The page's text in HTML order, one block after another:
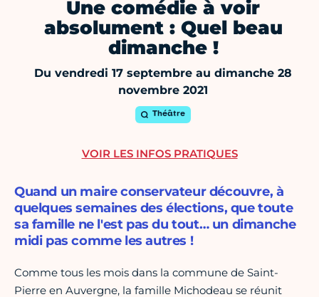
Une comédie à voir
absolument : Quel beau
dimanche !
Du vendredi 17 septembre au dimanche 28
novembre 2021
Théâtre
Quand un maire conservateur découvre, à
quelques semaines des élections, que toute
sa famille ne l'est pas du tout… un dimanche
midi pas comme les autres !
Comme tous les mois dans la commune de Saint-
Pierre en Auvergne, la famille Michodeau se réunit
VOIR LES INFOS PRATIQUES